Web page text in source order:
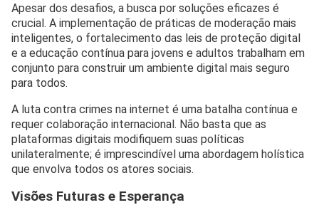
Apesar dos desafios, a busca por soluções eficazes é
crucial. A implementação de práticas de moderação mais
inteligentes, o fortalecimento das leis de proteção digital
e a educação contínua para jovens e adultos trabalham em
conjunto para construir um ambiente digital mais seguro
para todos.
A luta contra crimes na internet é uma batalha contínua e
requer colaboração internacional. Não basta que as
plataformas digitais modifiquem suas políticas
unilateralmente; é imprescindível uma abordagem holística
que envolva todos os atores sociais.
Visões Futuras e Esperança